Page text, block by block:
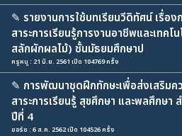
✎ รายงานการใช้บทเรียนวีดิทัศน์ เรื่อ
สาระการเรียนรู้การงานอาชีพและเทคโ
สลักผักผลไม้) ชั้นมัธยมศึกษาป
ครูหนู : 21 มิ.ย. 2561 เปิด 104769 ครั้ง
✎ การพัฒนาชุดฝึกทักษะเพื่อส่งเสริมค
สาระการเรียนรู้ สุขศึกษา และพลศึกษา
ปีที่ 4
ยอร์ช : 6 ส.ค. 2562 เปิด 104526 ครั้ง